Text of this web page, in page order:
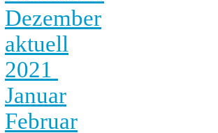
Dezember
aktuell
2021
Januar
Februar